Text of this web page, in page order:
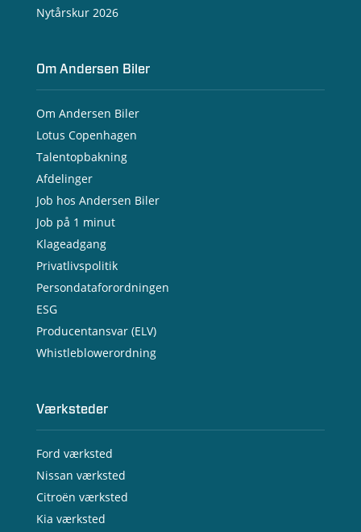
Nytårskur 2026
Om Andersen Biler
Om Andersen Biler
Lotus Copenhagen
Talentopbakning
Afdelinger
Job hos Andersen Biler
Job på 1 minut
Klageadgang
Privatlivspolitik
Persondataforordningen
ESG
Producentansvar (ELV)
Whistleblowerordning
Værksteder
Ford værksted
Nissan værksted
Citroën værksted
Kia værksted